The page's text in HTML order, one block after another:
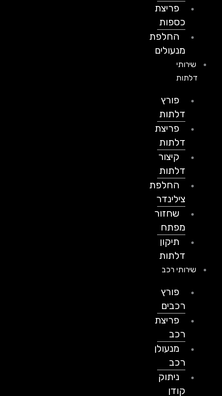
פריצת
כספות
החלפת
מנעולים
שירותי
דלתות
פורץ
דלתות
פריצת
דלתות
קיצור
דלתות
החלפת
צילינדר
שחזור
מפתח
תיקון
דלתות
שירותי רכב
פורץ
רכבים
פריצת
מנעולן
ניתוק